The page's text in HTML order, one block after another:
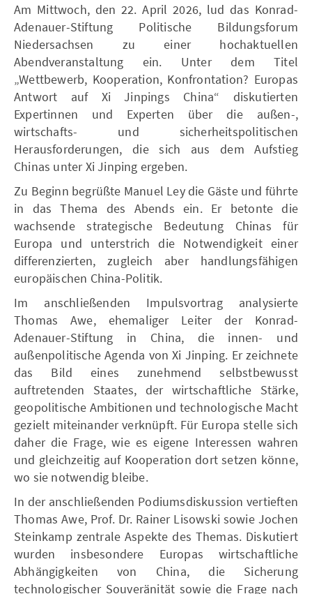
Am Mittwoch, den 22. April 2026, lud das Konrad-
Adenauer-Stiftung Politische Bildungsforum
Niedersachsen zu einer hochaktuellen
Abendveranstaltung ein. Unter dem Titel
„Wettbewerb, Kooperation, Konfrontation? Europas
Antwort auf Xi Jinpings China“ diskutierten
Expertinnen und Experten über die außen-,
wirtschafts- und sicherheitspolitischen
Herausforderungen, die sich aus dem Aufstieg
Chinas unter Xi Jinping ergeben.
Zu Beginn begrüßte Manuel Ley die Gäste und führte
in das Thema des Abends ein. Er betonte die
wachsende strategische Bedeutung Chinas für
Europa und unterstrich die Notwendigkeit einer
differenzierten, zugleich aber handlungsfähigen
europäischen China-Politik.
Im anschließenden Impulsvortrag analysierte
Thomas Awe, ehemaliger Leiter der Konrad-
Adenauer-Stiftung in China, die innen- und
außenpolitische Agenda von Xi Jinping. Er zeichnete
das Bild eines zunehmend selbstbewusst
auftretenden Staates, der wirtschaftliche Stärke,
geopolitische Ambitionen und technologische Macht
gezielt miteinander verknüpft. Für Europa stelle sich
daher die Frage, wie es eigene Interessen wahren
und gleichzeitig auf Kooperation dort setzen könne,
wo sie notwendig bleibe.
In der anschließenden Podiumsdiskussion vertieften
Thomas Awe, Prof. Dr. Rainer Lisowski sowie Jochen
Steinkamp zentrale Aspekte des Themas. Diskutiert
wurden insbesondere Europas wirtschaftliche
Abhängigkeiten von China, die Sicherung
technologischer Souveränität sowie die Frage nach